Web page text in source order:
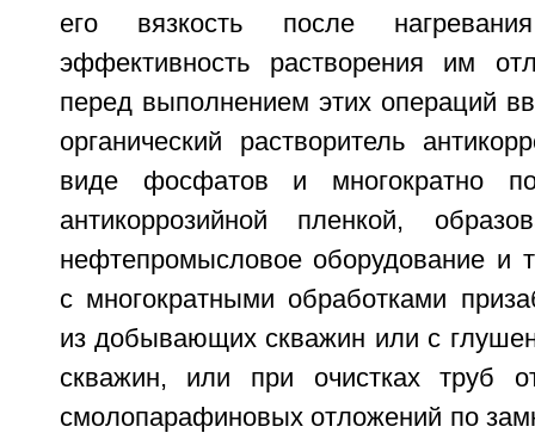
его вязкость после
эффективность растворения им
перед выполнением этих операций
органический растворитель
виде фосфатов и многократно
антикоррозийной пленкой,
нефтепромысловое оборудование и
с многократными обработками
из добывающих скважин или с
скважин, или при очистках труб
смолопарафиновых отложений по